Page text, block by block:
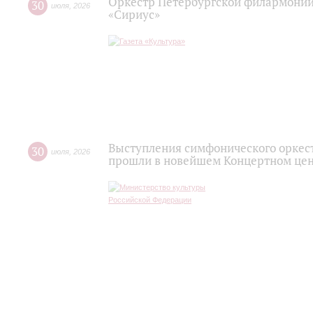
30 июля 2026
«Сириус»
30 июля 2026
Выступления симфонического
прошли в новейшем Концертном